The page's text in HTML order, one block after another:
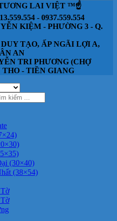
LAI VIỆT ™☝️
- 0937.559.554
KIỆM - PHƯỜNG 3 - Q.
TẠO, ẤP NGÃI LỢI A,
AN
TRI PHƯƠNG (CHỢ
THO - TIỀN GIANG
(30×40)
(38×54)